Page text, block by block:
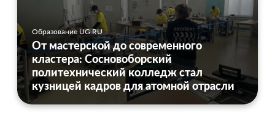
Образование UG.RU
От мастерской до современного
кластера: Сосновоборский
политехнический колледж стал
кузницей кадров для атомной отрасли